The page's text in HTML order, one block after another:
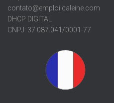
contato@emploi.caleine.com
DHCP DIGITAL
CNPJ: 37.087.041/0001-77